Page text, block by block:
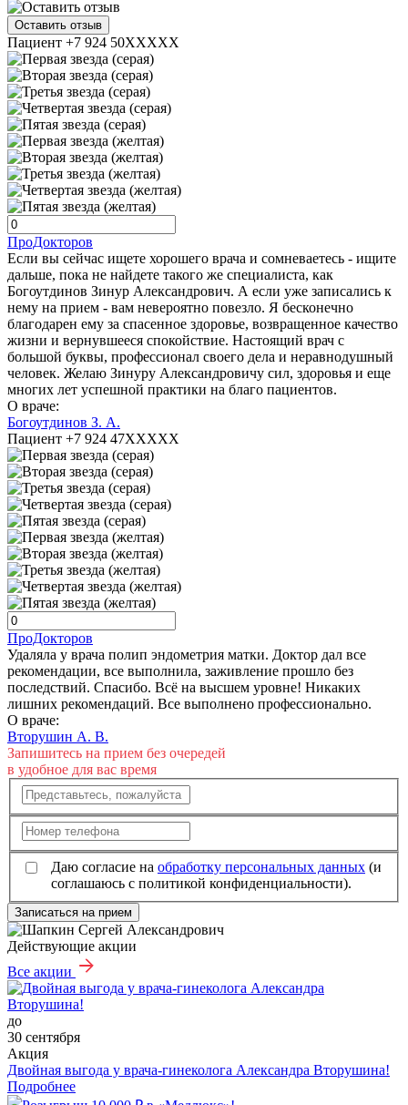
Оставить отзыв
Пациент +7 924 50XXXXX
ПроДокторов
Если вы сейчас ищете хорошего врача и сомневаетесь - ищите
дальше, пока не найдете такого же специалиста, как
Богоутдинов Зинур Александрович. А если уже записались к
нему на прием - вам невероятно повезло. Я бесконечно
благодарен ему за спасенное здоровье, возвращенное качество
жизни и вернувшееся спокойствие. Настоящий врач с
большой буквы, профессионал своего дела и неравнодушный
человек. Желаю Зинуру Александровичу сил, здоровья и еще
многих лет успешной практики на благо пациентов.
О враче:
Богоутдинов З. А.
Пациент +7 924 47XXXXX
ПроДокторов
Удаляла у врача полип эндометрия матки. Доктор дал все
рекомендации, все выполнила, заживление прошло без
последствий. Спасибо. Всё на высшем уровне! Никаких
лишних рекомендаций. Все выполнено профессионально.
О враче:
Вторушин А. В.
Запишитесь на прием без очередей
в удобное для вас время
Даю согласие на обработку персональных данных (и
соглашаюсь с политикой конфиденциальности).
Записаться на прием
Действующие акции
Все акции
до
30 сентября
Акция
Двойная выгода у врача‑гинеколога Александра Вторушина!
Подробнее